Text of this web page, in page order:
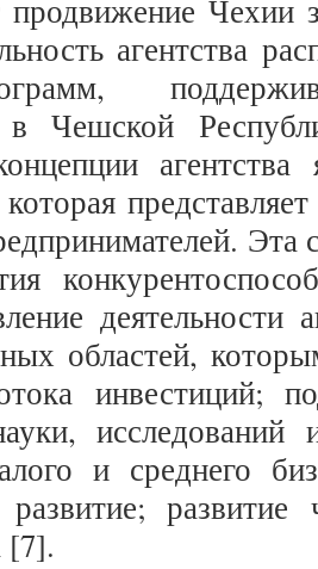
продвижение
агентства
в Чешской
агентства
Эта
деятельности
областей,
инвестиций;
и среднего
развитие;
[7].